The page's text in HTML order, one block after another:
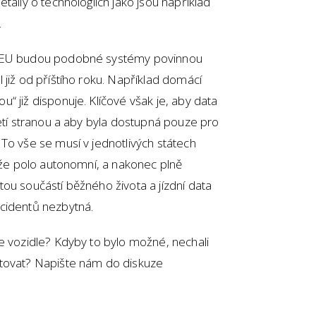
budou podobné systémy povinnou
již od příštího roku. Například domácí
již disponuje. Klíčové však je, aby data
stranou a aby byla dostupná pouze pro
vše se musí v jednotlivých státech
polo autonomní, a nakonec plně
součástí běžného života a jízdní data
nezbytná.
vozidle? Kdyby to bylo možné, nechali
Napište nám do diskuze